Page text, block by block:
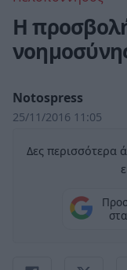
H
Notospress
25/11/2016 11:05
Δες περισσότερα